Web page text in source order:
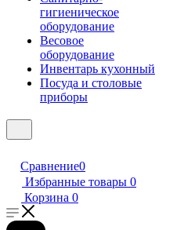
гигиеническое
оборудование
Весовое
оборудование
Инвентарь кухонный
Посуда и столовые
приборы
Сравнение0
Избранные товары 0
Корзина 0